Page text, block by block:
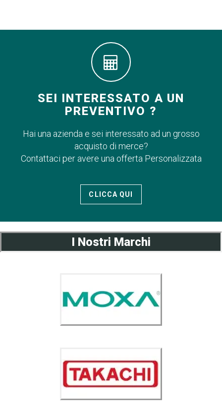
SEI INTERESSATO A UN
PREVENTIVO ?
Hai una azienda e sei interessato ad un grosso
acquisto di merce?
Contattaci per avere una offerta Personalizzata
CLICCA QUI
I Nostri Marchi